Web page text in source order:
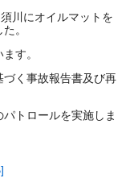
川にオイルマットを
。
す。
く事故報告書及び再
トロールを実施しま